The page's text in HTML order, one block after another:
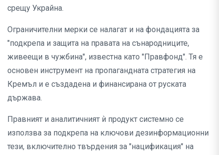
срещу Украйна.
Ограничителни мерки се налагат и на фондацията за
"подкрепа и защита на правата на сънародниците,
живеещи в чужбина", известна като "Правфонд". Тя е
основен инструмент на пропагандната стратегия на
Кремъл и е създадена и финансирана от руската
държава.
Правният и аналитичният ѝ продукт системно се
използва за подкрепа на ключови дезинформационни
тези, включително твърдения за "нацификация" на